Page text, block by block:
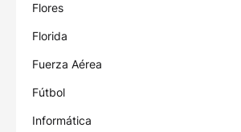
Flores
Florida
Fuerza Aérea
Fútbol
Informática